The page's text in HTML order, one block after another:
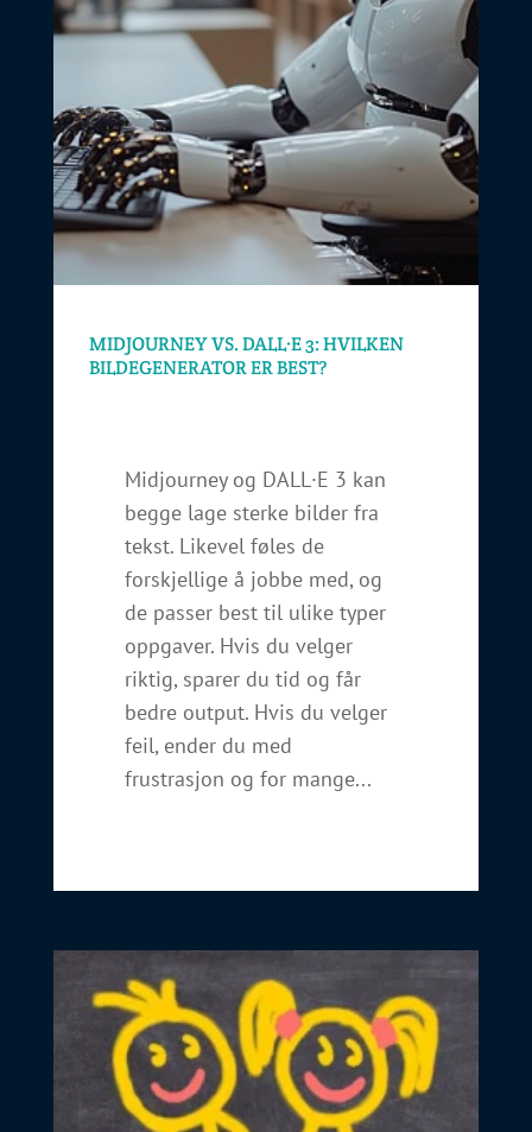
MIDJOURNEY VS. DALL·E 3: HVILKEN
BILDEGENERATOR ER BEST?
Midjourney og DALL·E 3 kan
begge lage sterke bilder fra
tekst. Likevel føles de
forskjellige å jobbe med, og
de passer best til ulike typer
oppgaver. Hvis du velger
riktig, sparer du tid og får
bedre output. Hvis du velger
feil, ender du med
frustrasjon og for mange...